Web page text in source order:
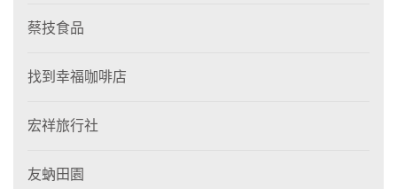
蔡技食品
找到幸福咖啡店
宏祥旅行社
友蚋田園